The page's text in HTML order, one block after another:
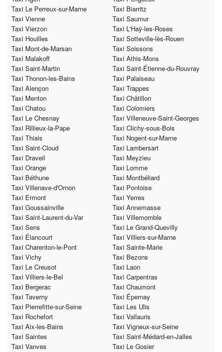
Taxi Le Perreux-sur-Marne
Taxi Biarritz
Taxi Vienne
Taxi Saumur
Taxi Vierzon
Taxi L'Haÿ-les-Roses
Taxi Houilles
Taxi Sotteville-lès-Rouen
Taxi Mont-de-Marsan
Taxi Soissons
Taxi Malakoff
Taxi Athis-Mons
Taxi Saint-Martin
Taxi Saint-Étienne-du-Rouvray
Taxi Thonon-les-Bains
Taxi Palaiseau
Taxi Alençon
Taxi Trappes
Taxi Menton
Taxi Châtillon
Taxi Chatou
Taxi Colomiers
Taxi Le Chesnay
Taxi Villeneuve-Saint-Georges
Taxi Rillieux-la-Pape
Taxi Clichy-sous-Bois
Taxi Thiais
Taxi Nogent-sur-Marne
Taxi Saint-Cloud
Taxi Lambersart
Taxi Draveil
Taxi Meyzieu
Taxi Orange
Taxi Lomme
Taxi Béthune
Taxi Montbéliard
Taxi Villenave-d'Ornon
Taxi Pontoise
Taxi Ermont
Taxi Yerres
Taxi Goussainville
Taxi Annemasse
Taxi Saint-Laurent-du-Var
Taxi Villemomble
Taxi Sens
Taxi Le Grand-Quevilly
Taxi Élancourt
Taxi Villiers-sur-Marne
Taxi Charenton-le-Pont
Taxi Sainte-Marie
Taxi Vichy
Taxi Bezons
Taxi Le Creusot
Taxi Laon
Taxi Villiers-le-Bel
Taxi Carpentras
Taxi Bergerac
Taxi Chaumont
Taxi Taverny
Taxi Épernay
Taxi Pierrefitte-sur-Seine
Taxi Les Ulis
Taxi Rochefort
Taxi Vallauris
Taxi Aix-les-Bains
Taxi Vigneux-sur-Seine
Taxi Saintes
Taxi Saint-Médard-en-Jalles
Taxi Vanves
Taxi Le Gosier